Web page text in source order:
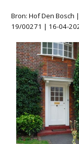
Bron: Hof Den Bosch
19/00271 | 16-04-